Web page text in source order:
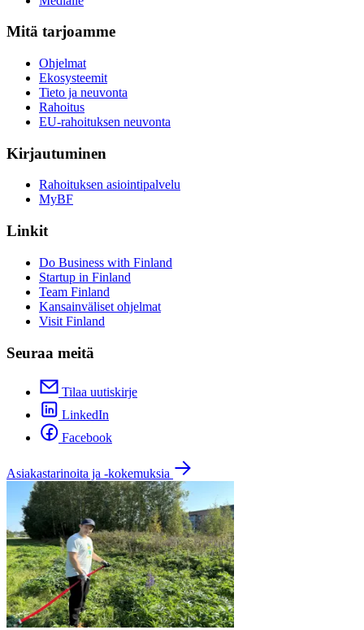
Mitä tarjoamme
Ohjelmat
Ekosysteemit
Tieto ja neuvonta
Rahoitus
EU-rahoituksen neuvonta
Kirjautuminen
Rahoituksen asiointipalvelu
MyBF
Linkit
Do Business with Finland
Startup in Finland
Team Finland
Kansainväliset ohjelmat
Visit Finland
Seuraa meitä
Tilaa uutiskirje
LinkedIn
Facebook
Asiakastarinoita ja -kokemuksia